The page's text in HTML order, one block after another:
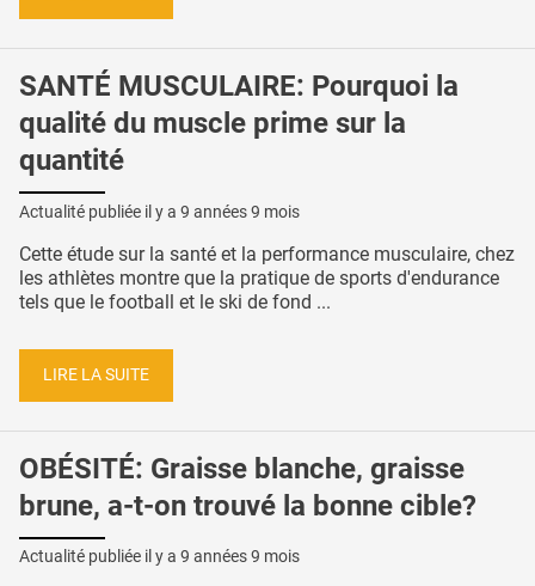
SANTÉ MUSCULAIRE: Pourquoi la
qualité du muscle prime sur la
quantité
Actualité publiée il y a 9 années 9 mois
Cette étude sur la santé et la performance musculaire, chez
les athlètes montre que la pratique de sports d'endurance
tels que le football et le ski de fond ...
LIRE LA SUITE
OBÉSITÉ: Graisse blanche, graisse
brune, a-t-on trouvé la bonne cible?
Actualité publiée il y a 9 années 9 mois